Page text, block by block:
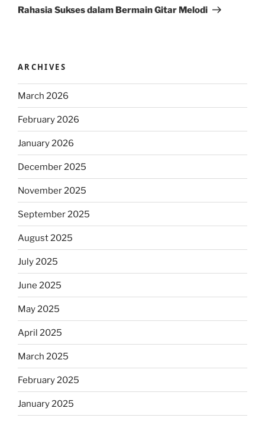
Post
Rahasia Sukses dalam Bermain Gitar Melodi
ARCHIVES
March 2026
February 2026
January 2026
December 2025
November 2025
September 2025
August 2025
July 2025
June 2025
May 2025
April 2025
March 2025
February 2025
January 2025